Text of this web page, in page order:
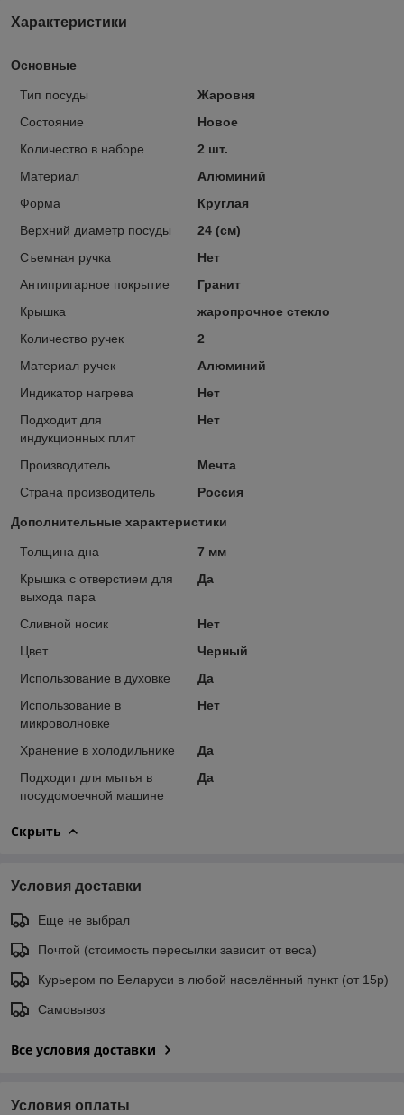
Характеристики
Основные
Тип посуды
Жаровня
Состояние
Новое
Количество в наборе
2 шт.
Материал
Алюминий
Форма
Круглая
Верхний диаметр посуды
24 (см)
Съемная ручка
Нет
Антипригарное покрытие
Гранит
Крышка
жаропрочное стекло
Количество ручек
2
Материал ручек
Алюминий
Индикатор нагрева
Нет
Подходит для
индукционных плит
Нет
Производитель
Мечта
Страна производитель
Россия
Дополнительные характеристики
Толщина дна
7 мм
Крышка с отверстием для
выхода пара
Да
Сливной носик
Нет
Цвет
Черный
Использование в духовке
Да
Использование в
микроволновке
Нет
Хранение в холодильнике
Да
Подходит для мытья в
посудомоечной машине
Да
Скрыть
Условия доставки
Еще не выбрал
Почтой (стоимость пересылки зависит от веса)
Курьером по Беларуси в любой населённый пункт (от 15р)
Самовывоз
Все условия доставки
Условия оплаты